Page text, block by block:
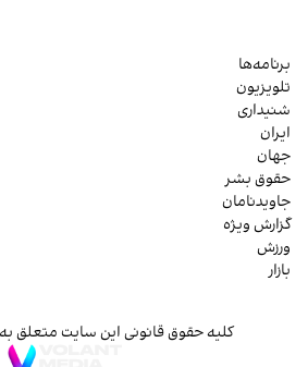
برنامه‌ها
تلویزیون
شنیداری
ایران
جهان
حقوق بشر
جاویدنامان
گزارش ویژه
ورزش
بازار
کلیه حقوق قانونی این سایت متعلق